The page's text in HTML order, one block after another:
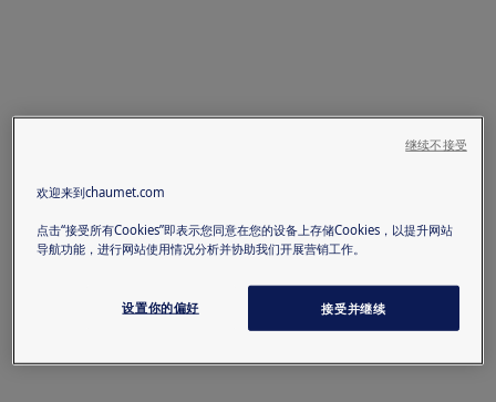
欢迎来到chaumet.com
点击“接受所有Cookies”即表示您同意在您的设备上存储Cookies，以提升网站
导航功能，进行网站使用情况分析并协助我们开展营销工作。
设置你的偏好 接受并继续
继续不接受